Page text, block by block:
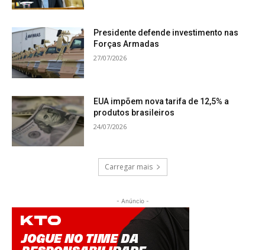
Presidente defende investimento nas
Forças Armadas
27/07/2026
EUA impõem nova tarifa de 12,5% a
produtos brasileiros
24/07/2026
Carregar mais
- Anúncio -